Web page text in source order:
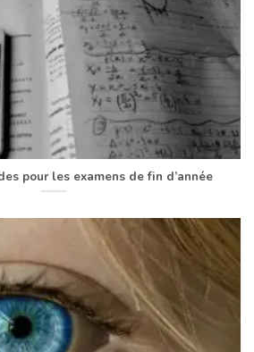
pour les examens de fin d’année